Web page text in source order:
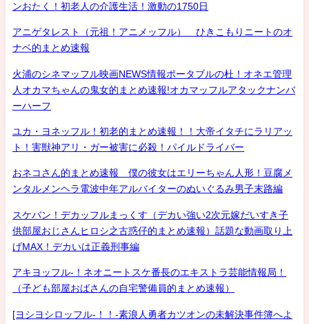
ンおたく！初老人の介護生活！激動の1750日
アニゲタレスト（元祖！アニメッフル） ひきこもりニートのオ
ナベ的まとめ速報
火浦のシネマッフル映画NEWS情報ポータブルの杜！オネエ管理
人オカマちゃんの鬼女的まとめ速報!オカマッフルアタックナンバ
ーハーフ
ユカ・ヨネッフル！初老的まとめ速報！！大帝イタチにラリアッ
ト！害獣神アリ・ガー被害に必殺！パイルドライバー
おネコさん的まとめ速報 僕の彼女はエリーちゃん人形！豆腐メ
ンタルメンヘラ電波中年アルバイターのぬいぐるみ男子末路編
スケバン！デカッフルまっくす（デカい強い2次元嫁だいすき子
供部屋おじさんヒロシ之古惑仔的まとめ速報）話題な動画取り上
げMAX！デカいは正義刑事編
アキヨッフル-！ネオニートスケ番長のエキストラ芸能情報局！
（子ども部屋おばさんの自宅警備員的まとめ速報）
[ヨシヨシロッフル-！！-素浪人勇者カツオンの未解決事件簿へよ